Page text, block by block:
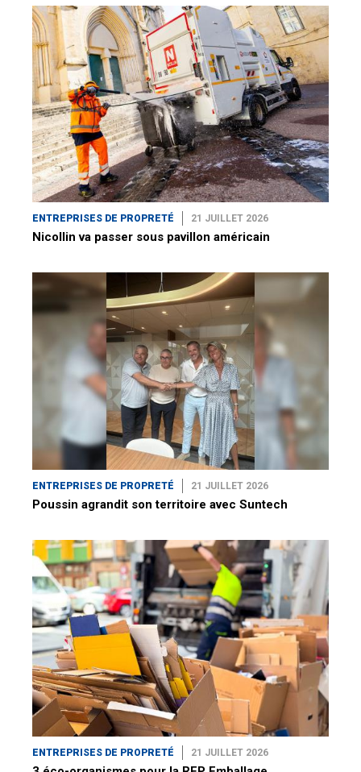
ENTREPRISES DE PROPRETÉ 21 JUILLET 2026
Nicollin va passer sous pavillon américain
ENTREPRISES DE PROPRETÉ 21 JUILLET 2026
Poussin agrandit son territoire avec Suntech
ENTREPRISES DE PROPRETÉ 21 JUILLET 2026